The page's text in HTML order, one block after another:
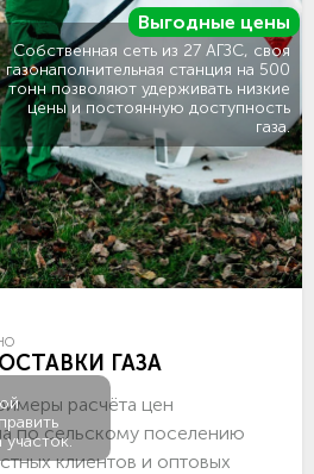
участок.
Выгодные цены
Собственная сеть из 27 АГЗС, своя
газонаполнительная станция на 500
тонн позволяют удерживать низкие
цены и постоянную доступность
газа.
ГАЗА
расчёта цен
по сельскому поселению
клиентов и оптовых